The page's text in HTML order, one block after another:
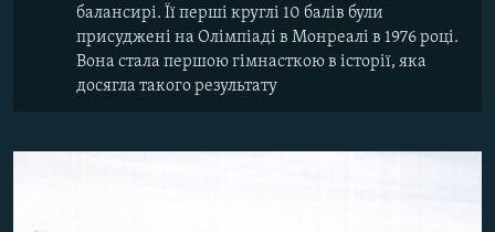
балансирі. Її перші круглі 10 балів були
присуджені на Олімпіаді в Монреалі в 1976 році.
Вона стала першою гімнасткою в історії, яка
досягла такого результату